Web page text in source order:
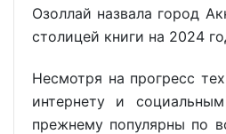
Озоллай назвала город
столицей книги на 2024
Несмотря на прогресс
интернету и
прежнему популярны по